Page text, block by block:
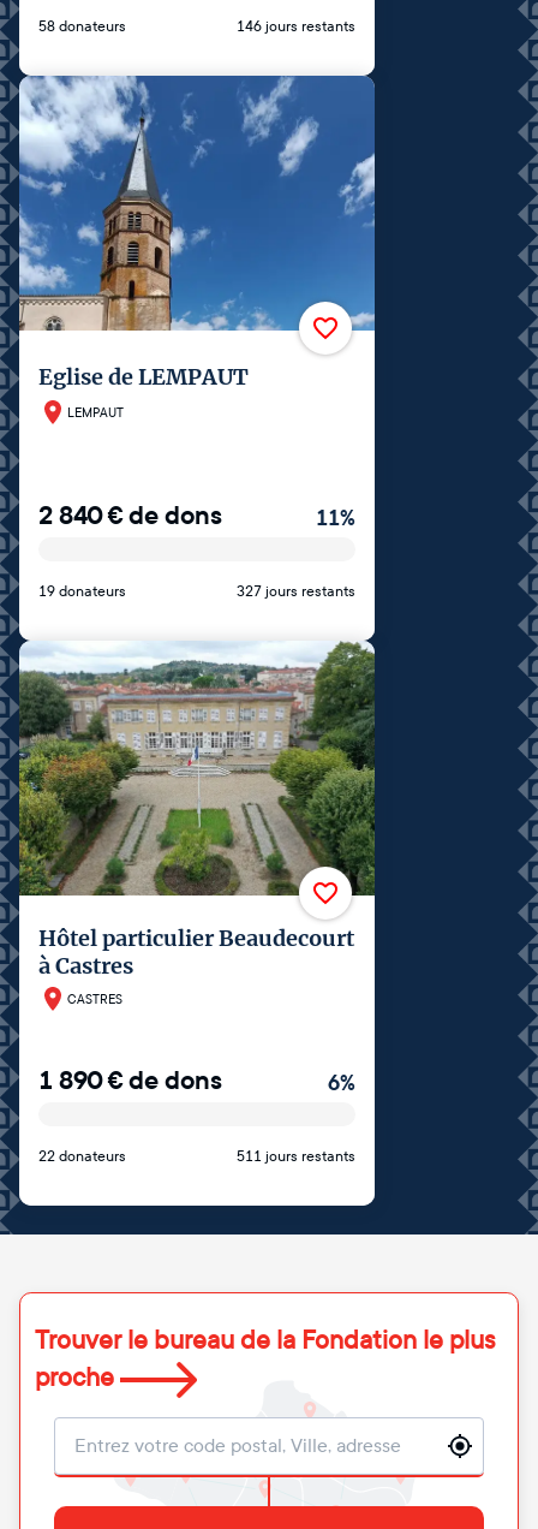
58 donateurs 146 jours restants
Eglise de LEMPAUT
LEMPAUT
2 840€de dons 11%
19 donateurs 327 jours restants
Hôtel particulier Beaudecourt
à Castres
CASTRES
1 890€de dons 6%
22 donateurs 511 jours restants
Trouver le bureau de la Fondation le plus
proche
Localisation